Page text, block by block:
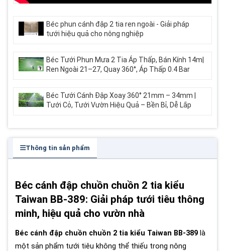
Béc phun cánh đập 2 tia ren ngoài - Giải pháp
tưới hiệu quả cho nông nghiệp
Béc Tưới Phun Mưa 2 Tia Áp Thấp, Bán Kính 14m|
Ren Ngoài 21–27, Quay 360°, Áp Thấp 0.4 Bar
Béc Tưới Cánh Đập Xoay 360° 21mm – 34mm |
Tưới Cỏ, Tưới Vườn Hiệu Quả – Bền Bỉ, Dễ Lắp
Thông tin sản phẩm
Béc cánh đập chuồn chuồn 2 tia kiểu
Taiwan BB-389: Giải pháp tưới tiêu thông
minh, hiệu quả cho vườn nhà
Béc cánh đập chuồn chuồn 2 tia kiểu Taiwan BB-389 là
một sản phẩm tưới tiêu không thể thiếu trong nông